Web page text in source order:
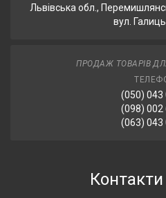
Львівська обл.,
вул.
ПРОДАЖ ТОВАРІВ
(050) 043
(098) 002
(063) 043
Контакти